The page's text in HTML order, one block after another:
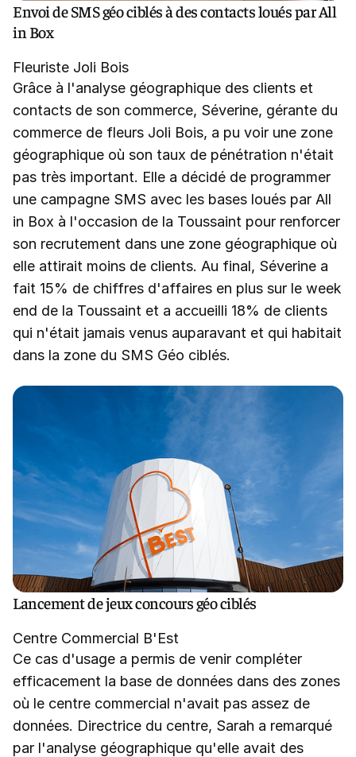
Envoi de SMS géo ciblés à des contacts loués par All
in Box
Fleuriste Joli Bois
Grâce à l'analyse géographique des clients et
contacts de son commerce, Séverine, gérante du
commerce de fleurs Joli Bois, a pu voir une zone
géographique où son taux de pénétration n'était
pas très important. Elle a décidé de programmer
une campagne SMS avec les bases loués par All
in Box à l'occasion de la Toussaint pour renforcer
son recrutement dans une zone géographique où
elle attirait moins de clients. Au final, Séverine a
fait 15% de chiffres d'affaires en plus sur le week
end de la Toussaint et a accueilli 18% de clients
qui n'était jamais venus auparavant et qui habitait
dans la zone du SMS Géo ciblés.
Lancement de jeux concours géo ciblés
Centre Commercial B'Est
Ce cas d'usage a permis de venir compléter
efficacement la base de données dans des zones
où le centre commercial n'avait pas assez de
données. Directrice du centre, Sarah a remarqué
par l'analyse géographique qu'elle avait des